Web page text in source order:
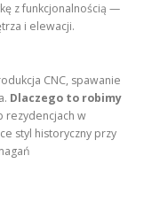
z funkcjonalnością —
i elewacji.
CNC, spawanie
Dlaczego to robimy
rezydencjach w
styl historyczny przy